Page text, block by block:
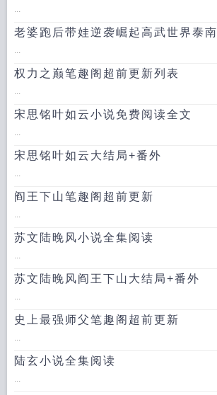
...
老婆跑后带娃逆袭崛起高武世界泰南
...
权力之巅笔趣阁超前更新列表
...
宋思铭叶如云小说免费阅读全文
...
宋思铭叶如云大结局+番外
...
阎王下山笔趣阁超前更新
...
苏文陆晚风小说全集阅读
...
苏文陆晚风阎王下山大结局+番外
...
史上最强师父笔趣阁超前更新
...
陆玄小说全集阅读
...